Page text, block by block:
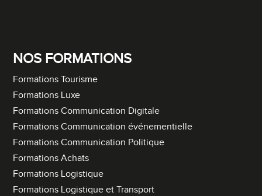
NOS FORMATIONS
Formations Tourisme
Formations Luxe
Formations Communication Digitale
Formations Communication événementielle
Formations Communication Politique
Formations Achats
Formations Logistique
Formations Logistique et Transport